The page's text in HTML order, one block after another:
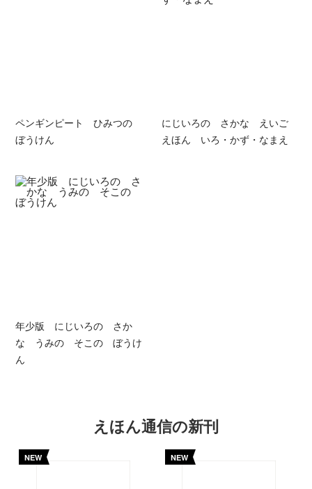
ペンギンピート ひみつの
ぼうけん
にじいろの さかな えいご
えほん いろ・かず・なまえ
年少版 にじいろの さか
な うみの そこの ぼうけ
ん
えほん通信の新刊
NEW NEW